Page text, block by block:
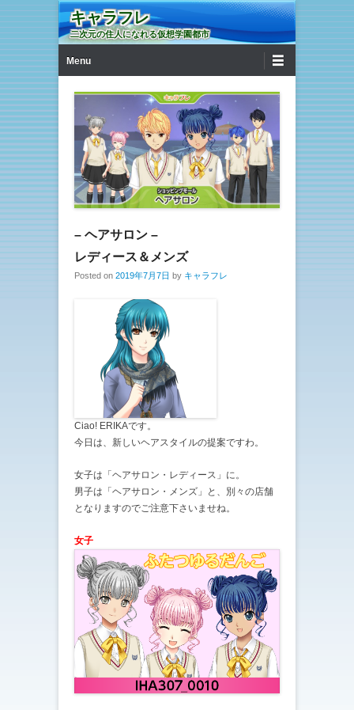
キャラフレ
二次元の住人になれる仮想学園都市
Menu
– ヘアサロン –
レディース＆メンズ
Posted on 2019年7月7日 by キャラフレ
Ciao! ERIKAです。
今日は、新しいヘアスタイルの提案ですわ。
女子は「ヘアサロン・レディース」に。
男子は「ヘアサロン・メンズ」と、別々の店舗
となりますのでご注意下さいませね。
女子